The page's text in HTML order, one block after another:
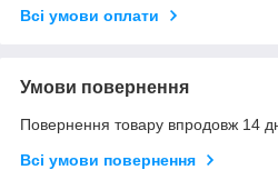
Всі умови оплати
Умови повернення
Повернення товару впродовж 14
Всі умови повернення